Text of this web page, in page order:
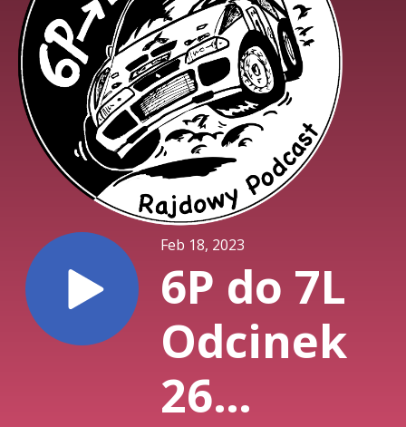
Feb 18, 2023
6P do 7L
Odcinek
26